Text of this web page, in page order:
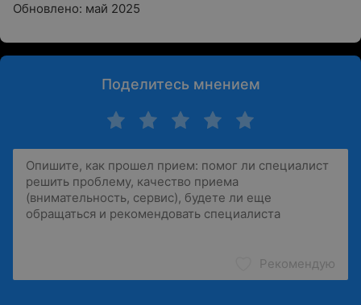
Обновлено: май 2025
Поделитесь мнением
Рекомендую